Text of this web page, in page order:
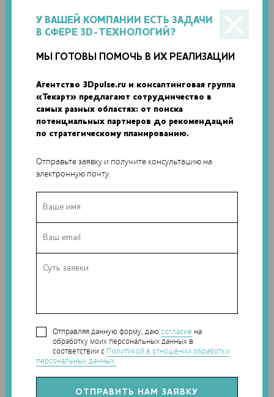
У ВАШЕЙ КОМПАНИИ ЕСТЬ ЗАДАЧИ
В СФЕРЕ 3D-ТЕХНОЛОГИЙ?
МЫ ГОТОВЫ ПОМОЧЬ В ИХ РЕАЛИЗАЦИИ
Агентство 3Dpulse.ru и консалтинговая группа
«Текарт» предлагают сотрудничество в
самых разных областях: от поиска
потенциальных партнеров до рекомендаций
по стратегическому планированию.
Отправьте заявку и получите консультацию на
электронную почту.
Отправляя данную форму, даюсогласие на
обработку моих персональных данных в
соответствии с Политикой в отношении обработки
персональных данных.
ЭЛЕКТРОПРОВОДЯЩИЕ ДЕТАЛИ ИЗ PEEK ПРИ
ПОДДЕРЖКЕ ЕВРОПЕЙСКОГО КОСМИЧЕСКОГО
Космического Агентства (ESA) разрабатывает технологию,
позволяющую...
космос
SKYROOT AEROSPACE ПОКАЗАЛА РАКЕТНЫЙ
ДВИГАТЕЛЬ DHAWAN-1, ПОЛНОСТЬЮ
ИЗГОТОВЛЕННЫЙ С ПОМОЩЬЮ 3D-ПЕЧАТИ